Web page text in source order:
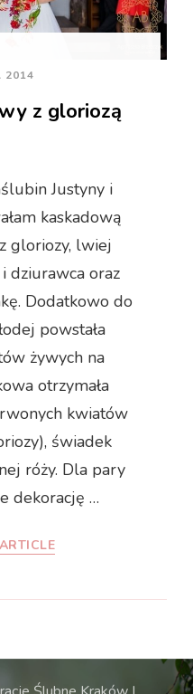
2014
z gloriozą
Justyny i
kaskadową
gloriozy, lwiej
dziurawca oraz
Dodatkowo do
powstała
żywych na
otrzymała
kwiatów
świadek
róży. Dla pary
dekorację …